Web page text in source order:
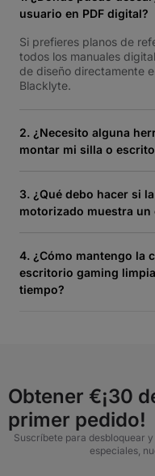
usuario en PDF digital?
Si prefieres planos de
todos los manuales
de diseño directamente
Blacklyte.
2. ¿Necesito alguna
montar mi silla o
herrajes personalizado
estructurales necesarios,
personalizadas y
3. ¿Qué debo hacer si
motorizado muestra un
patas estén
control debajo de la
fuente de alimentación
segundos, vuelve a
4. ¿Cómo mantengo la
escritorio gaming
tiempo?
Obtener €¡30
primer pedido!
Suscríbete para desbloquear
especiales,